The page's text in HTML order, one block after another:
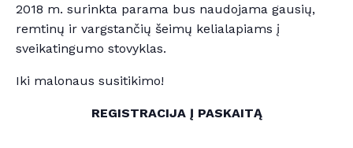
2018 m. surinkta parama bus naudojama gausių,
remtinų ir vargstančių šeimų kelialapiams į
sveikatingumo stovyklas.
Iki malonaus susitikimo!
REGISTRACIJA Į PASKAITĄ